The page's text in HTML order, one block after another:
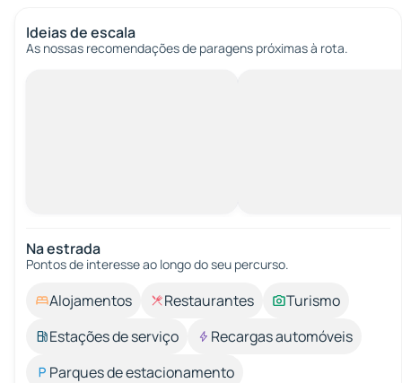
Ideias de escala
As nossas recomendações de paragens próximas à rota.
Na estrada
Pontos de interesse ao longo do seu percurso.
Alojamentos Restaurantes
Turismo
Estações de serviço
Recargas automóveis
Parques de estacionamento